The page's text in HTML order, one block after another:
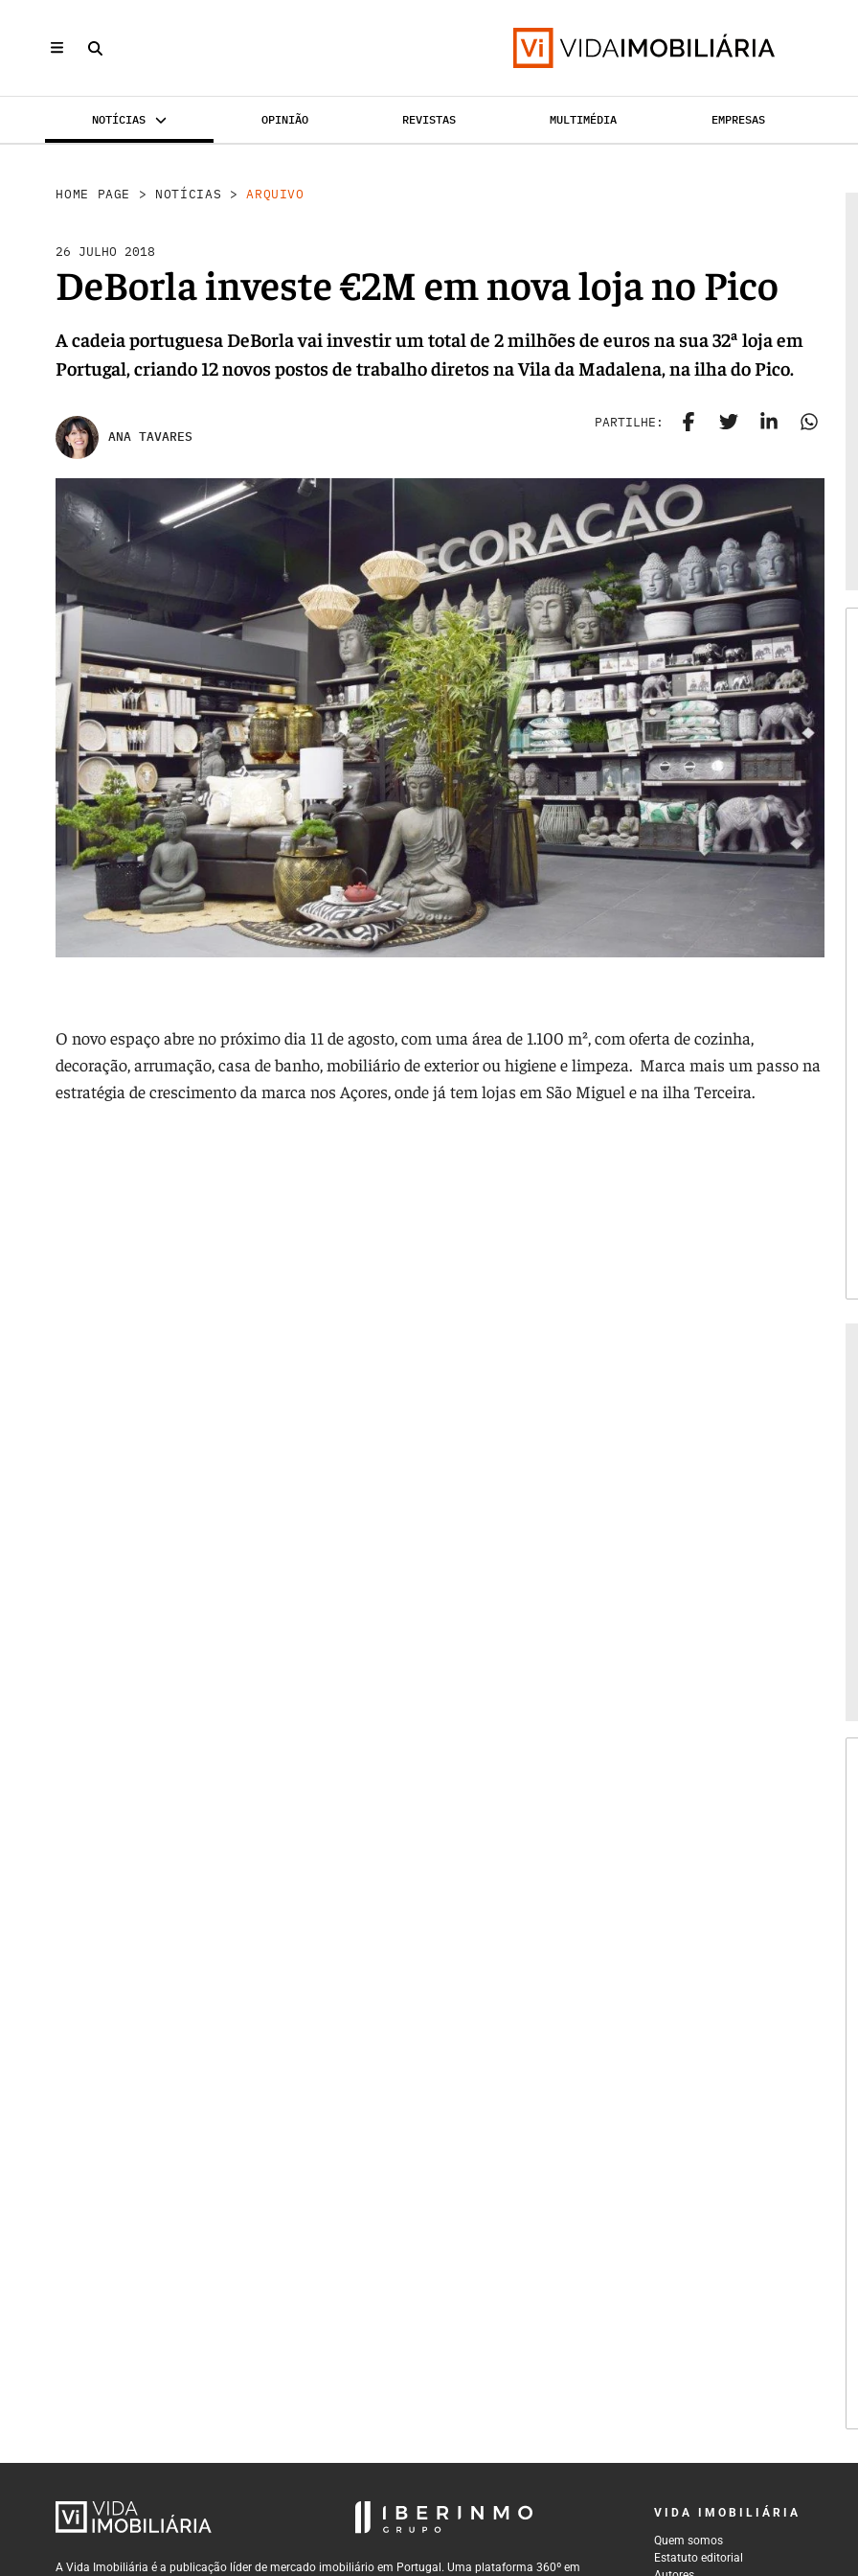
NOTÍCIAS OPINIÃO REVISTAS MULTIMÉDIA EMPRESAS
HOME PAGE > NOTÍCIAS >ARQUIVO
26 JULHO 2018
DeBorla investe €2M em nova loja no Pico
A cadeia portuguesa DeBorla vai investir um total de 2 milhões de euros na sua 32ª loja em
Portugal, criando 12 novos postos de trabalho diretos na Vila da Madalena, na ilha do Pico.
ANA TAVARES
PARTILHE:
O novo espaço abre no próximo dia 11 de agosto, com uma área de 1.100 m², com oferta de cozinha,
decoração, arrumação, casa de banho, mobiliário de exterior ou higiene e limpeza. Marca mais um passo na
estratégia de crescimento da marca nos Açores, onde já tem lojas em São Miguel e na ilha Terceira.
A Vida Imobiliária é a publicação líder de mercado imobiliário em Portugal. Uma plataforma 360º em
VIDA IMOBILIÁRIA
Quem somos
Estatuto editorial